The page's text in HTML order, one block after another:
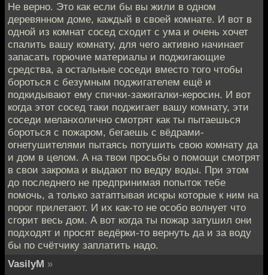
Не верно. Это как если бы вы жили в одном
деревянном доме, каждый в своей комнате. И вот в
одной из комнат сосед сходит с ума и очень хочет
спалить вашу комнату, для чего активно начинает
запасать горючие материалы и поджигающие
средства, а остальные соседи вместо того чтобы
бороться с безумным поджигателем ещё и
подкидывают ему спички-зажигалки-керосин. И вот
когда этот сосед таки поджигает вашу комнату, эти
соседи меланхолично смотрят как ты пытаешься
бороться с пожаром, бегаешь с вёдрами-
огнетушителями пытаясь потушить свою комнату да
и дом в целом. А на твои просьбы о помощи смотрят
в свои закрома и выдают по ведру воды. При этом
до последнего не предпринимая попыток тебе
помочь, а только затаптывая искры которые к ним на
порог прилетают. И их как-то не особо волнует что
сгорит весь дом. А вот когда ты пожар затушил они
подходят и просят ведёрки-то вернуть да и за воду
бы по счётчику заплатить надо.
VasilyM »